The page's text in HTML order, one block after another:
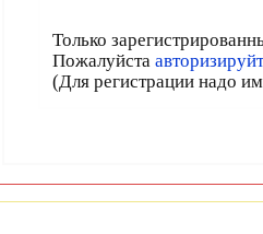
Только
Пожалуйста
(Для регистрации надо